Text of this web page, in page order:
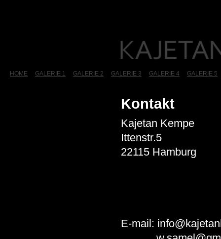
HOME GALERIE 1 GALERIE 2 GALERIE 3 GALERIE 4 GALERIE 5
Kontakt
Kajetan Kempe
Ittenstr.5
22115 Hamburg
E-mail: